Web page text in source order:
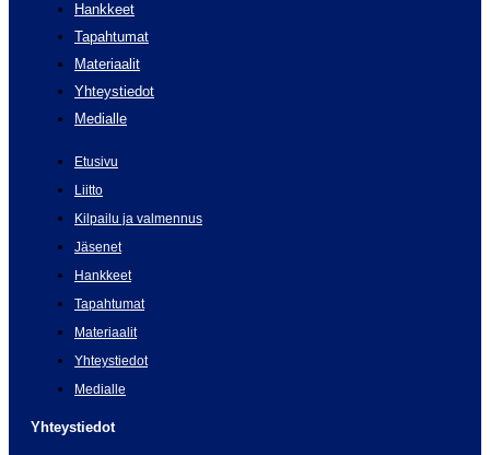
Hankkeet
Tapahtumat
Materiaalit
Yhteystiedot
Medialle
Etusivu
Liitto
Kilpailu ja valmennus
Jäsenet
Hankkeet
Tapahtumat
Materiaalit
Yhteystiedot
Medialle
Yhteystiedot